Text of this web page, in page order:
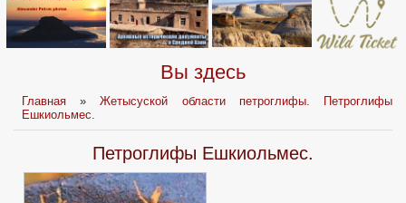
Вы здесь
Главная »Жетысуской области петроглифы. Петроглифы
Ешкиольмес.
Петроглифы Ешкиольмес.